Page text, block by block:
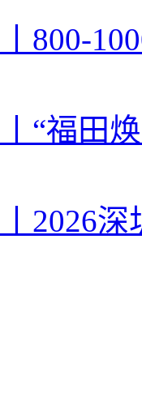
800-
“福田
2026